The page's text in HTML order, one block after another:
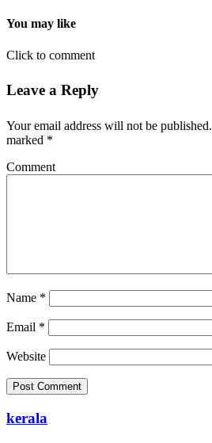
You may like
Click to comment
Leave a Reply
Your email address will not be published.
marked *
Comment
Name *
Email *
Website
kerala